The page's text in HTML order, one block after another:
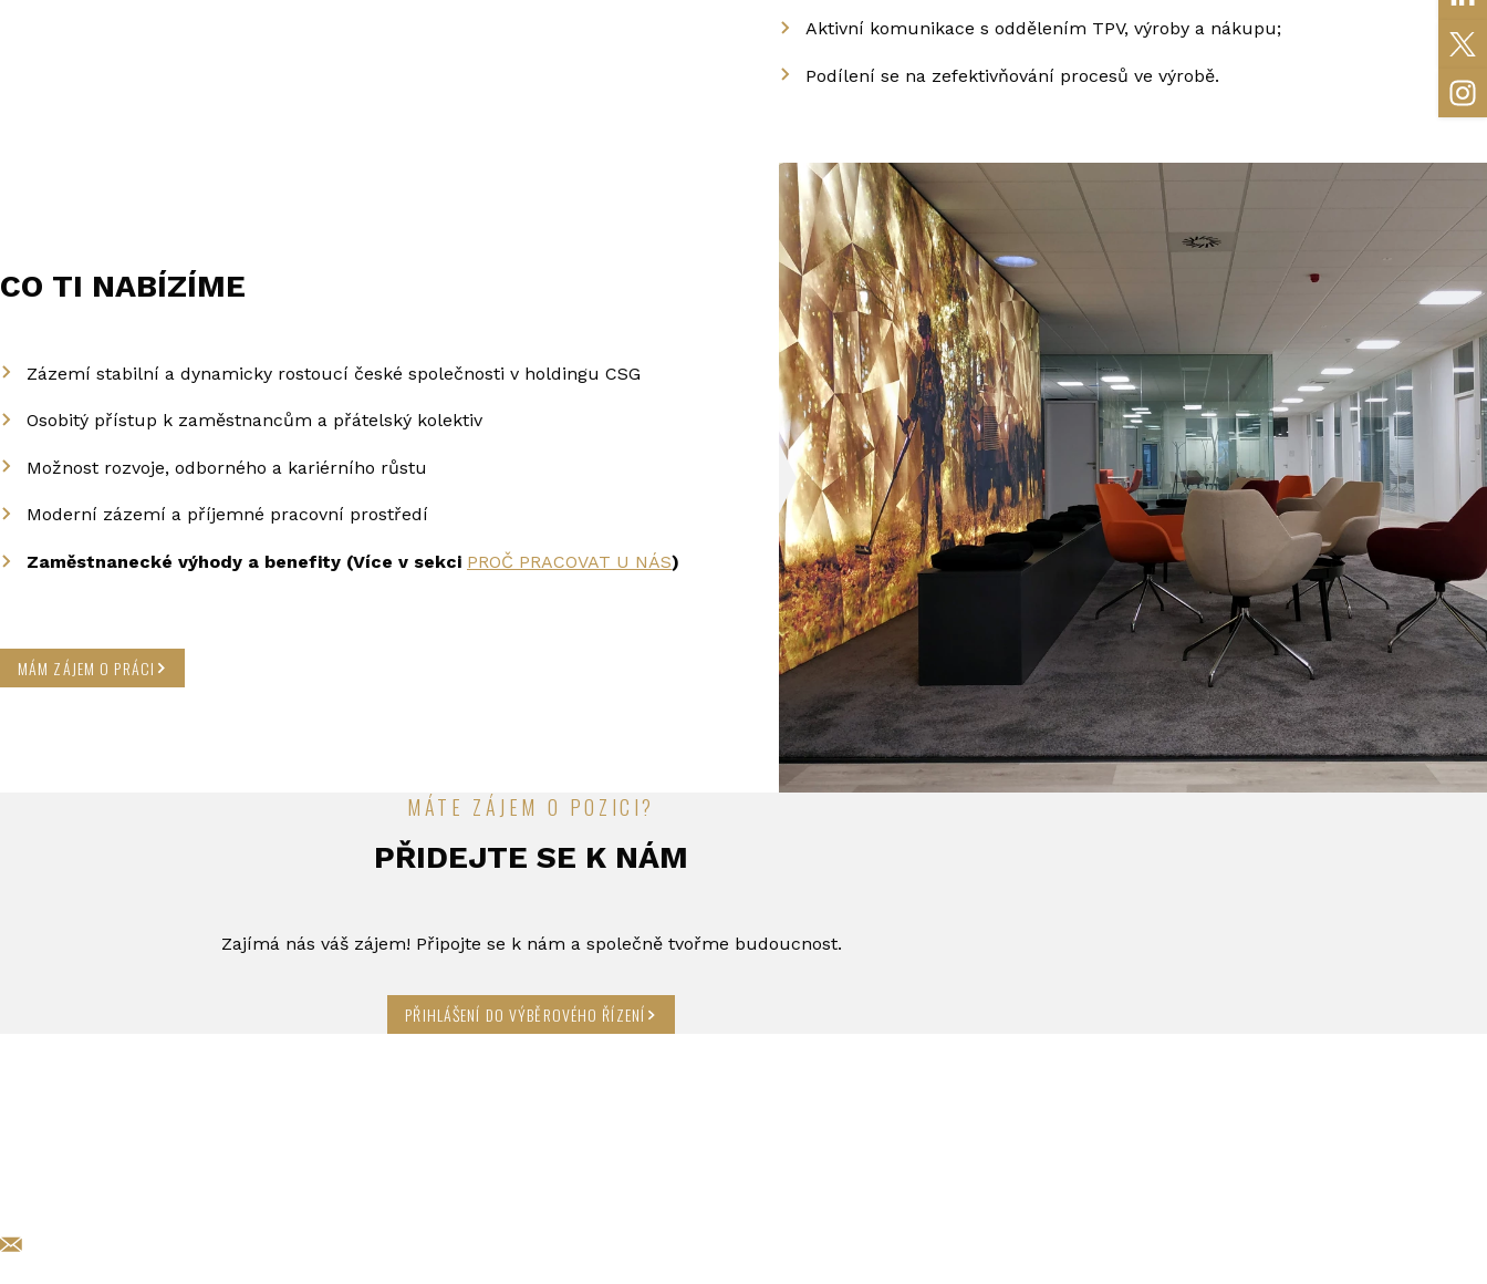
Aktivní komunikace s oddělením TPV, výroby a nákupu;
Podílení se na zefektivňování procesů ve výrobě.
CO TI NABÍZÍME
Zázemí stabilní a dynamicky rostoucí české společnosti v holdingu CSG
Osobitý přístup k zaměstnancům a přátelský kolektiv
Možnost rozvoje, odborného a kariérního růstu
Moderní zázemí a příjemné pracovní prostředí
Zaměstnanecké výhody a benefity (Více v sekci PROČ PRACOVAT U NÁS)
MÁM ZÁJEM O PRÁCI
MÁTE ZÁJEM O POZICI?
PŘIDEJTE SE K NÁM
Zajímá nás váš zájem! Připojte se k nám a společně tvořme budoucnost.
PŘIHLÁŠENÍ DO VÝBĚROVÉHO ŘÍZENÍ
KARIERA@EXCALIBURARMY.CZ